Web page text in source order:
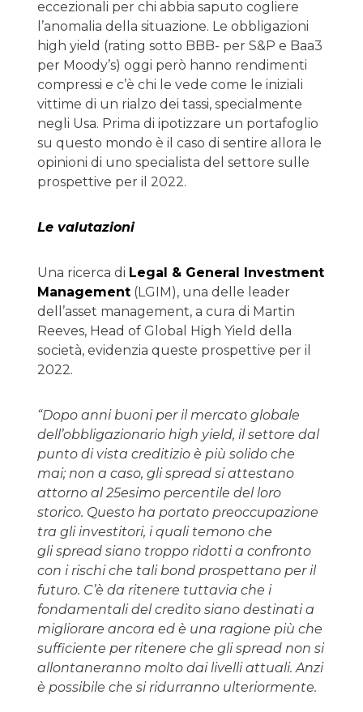
eccezionali per chi abbia saputo cogliere
l’anomalia della situazione. Le obbligazioni
high yield (rating sotto BBB- per S&P e Baa3
per Moody’s) oggi però hanno rendimenti
compressi e c’è chi le vede come le iniziali
vittime di un rialzo dei tassi, specialmente
negli Usa. Prima di ipotizzare un portafoglio
su questo mondo è il caso di sentire allora le
opinioni di uno specialista del settore sulle
prospettive per il 2022.
Le valutazioni
Una ricerca di Legal & General Investment
Management (LGIM), una delle leader
dell’asset management, a cura di Martin
Reeves, Head of Global High Yield della
società, evidenzia queste prospettive per il
2022.
“Dopo anni buoni per il mercato globale
dell’obbligazionario high yield, il settore dal
punto di vista creditizio è più solido che
mai; non a caso, gli spread si attestano
attorno al 25esimo percentile del loro
storico. Questo ha portato preoccupazione
tra gli investitori, i quali temono che
gli spread siano troppo ridotti a confronto
con i rischi che tali bond prospettano per il
futuro. C’è da ritenere tuttavia che i
fondamentali del credito siano destinati a
migliorare ancora ed è una ragione più che
sufficiente per ritenere che gli spread non si
allontaneranno molto dai livelli attuali. Anzi
è possibile che si ridurranno ulteriormente.